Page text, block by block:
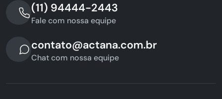
(11) 94444-2443
Fale com nossa equipe
contato@actana.com.br
Chat com nossa equipe